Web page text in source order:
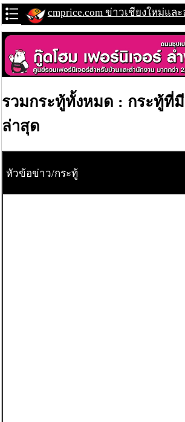
cmprice.com ข่าวเชียงใหม่แล
รวมกระทู้ทั้งหมด : กระทู้ที่
ล่าสุด
หัวข้อข่าว/กระทู้